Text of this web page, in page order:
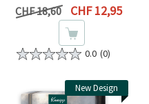
Vorheriger Preis
CHF 18,60 Aktueller Preis
CHF 12,95
0.0 (0)
New Design